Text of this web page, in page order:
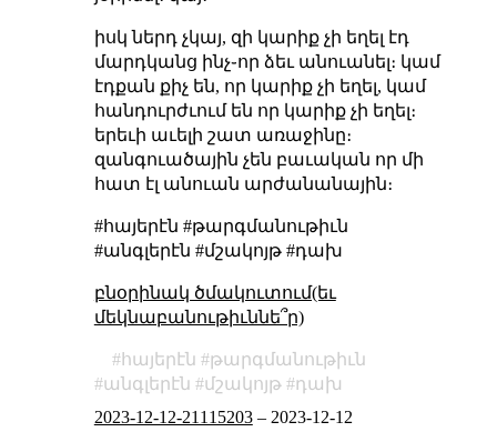
իսկ ներդ չկայ, զի կարիք չի եղել էդ
մարդկանց ինչ֊որ ձեւ անուանել։ կամ
էդքան քիչ են, որ կարիք չի եղել, կամ
հանդուրժւում են որ կարիք չի եղել։
երեւի աւելի շատ առաջինը։
զանգուածային չեն բաւական որ մի
հատ էլ անուան արժանանային։
#հայերէն #թարգմանութիւն
#անգլերէն #մշակոյթ #դախ
բնօրինակ ծմակուտում(եւ
մեկնաբանութիւննե՞ր)
հայերէն
թարգմանութիւն
անգլերէն
մշակոյթ
դախ
2023-12-12-21115203– 2023-12-12